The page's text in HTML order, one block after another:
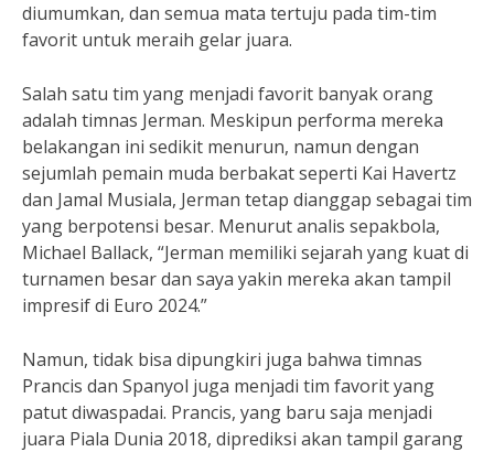
diumumkan, dan semua mata tertuju pada tim-tim
favorit untuk meraih gelar juara.
Salah satu tim yang menjadi favorit banyak orang
adalah timnas Jerman. Meskipun performa mereka
belakangan ini sedikit menurun, namun dengan
sejumlah pemain muda berbakat seperti Kai Havertz
dan Jamal Musiala, Jerman tetap dianggap sebagai tim
yang berpotensi besar. Menurut analis sepakbola,
Michael Ballack, “Jerman memiliki sejarah yang kuat di
turnamen besar dan saya yakin mereka akan tampil
impresif di Euro 2024.”
Namun, tidak bisa dipungkiri juga bahwa timnas
Prancis dan Spanyol juga menjadi tim favorit yang
patut diwaspadai. Prancis, yang baru saja menjadi
juara Piala Dunia 2018, diprediksi akan tampil garang